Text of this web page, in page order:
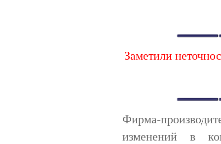
Заметили
Фирма-
изменений в